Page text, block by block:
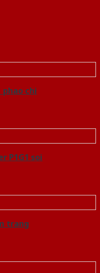
phao chi
P1G1 soi
trang